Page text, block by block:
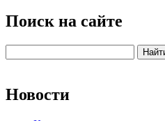
Поиск на сайте
Новости